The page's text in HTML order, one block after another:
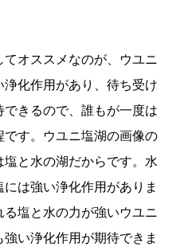
オススメなのが、ウユニ
化作用があり、待ち受け
きるので、誰もが一度は
す。ウユニ塩湖の画像の
と水の湖だからです。水
は強い浄化作用がありま
塩と水の力が強いウユニ
い浄化作用が期待できま